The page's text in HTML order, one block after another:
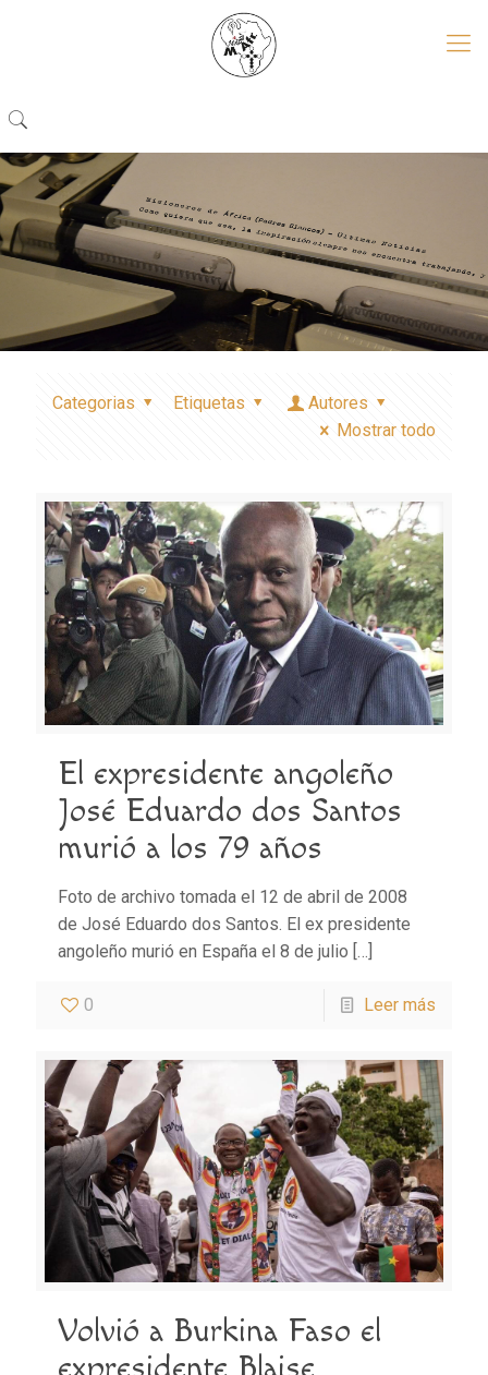
Categorias Etiquetas
Autores
Mostrar todo
El expresidente angoleño
José Eduardo dos Santos
murió a los 79 años
Foto de archivo tomada el 12 de abril de 2008
de José Eduardo dos Santos. El ex presidente
angoleño murió en España el 8 de julio […]
0 Leer más
Volvió a Burkina Faso el